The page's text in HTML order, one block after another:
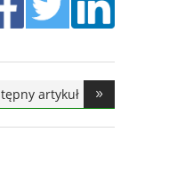
artykuł